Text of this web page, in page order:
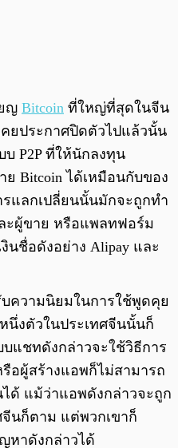
ญ Bitcoin ที่ใหญ่ที่สุดในจีน
คยประกาศปิดตัวไปแล้วนั้น
P2P ที่ให้นักลงทุน
Bitcoin ได้เหมือนกับของ
รแลกเปลี่ยนนั้นมักจะถูกทำ
ผู้ขาย หรือแพลทฟอร์ม
นชื่อดังอย่าง Alipay และ
ความนิยมในการใช้พูดคุย
นึ่งตัวในประเทศจีนนั้นก็
บแชทดังกล่าวจะใช้วิธีการ
อผู้สร้างแอพก็ไม่สามารถ
ด้ แม้ว่าแอพดังกล่าวจะถูก
นก็ตาม แต่พวกเขาก็
หาดังกล่าวได้